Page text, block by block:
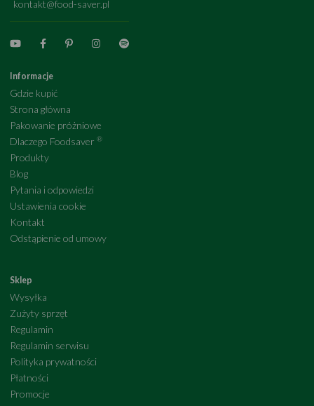
kontakt@food-saver.pl
Informacje
Gdzie kupić
Strona główna
Pakowanie próżniowe
Dlaczego Foodsaver ®
Produkty
Blog
Pytania i odpowiedzi
Ustawienia cookie
Kontakt
Odstąpienie od umowy
Sklep
Wysyłka
Zużyty sprzęt
Regulamin
Regulamin serwisu
Polityka prywatności
Płatności
Promocje